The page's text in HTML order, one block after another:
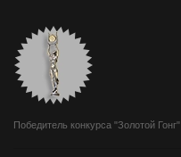
Победитель конкурса "Золотой Гонг"